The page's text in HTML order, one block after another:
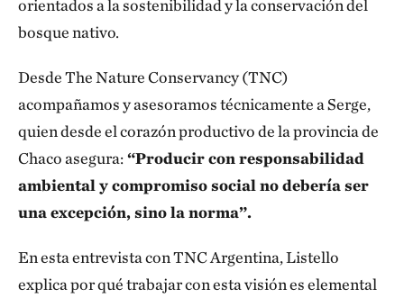
orientados a la sostenibilidad y la conservación del
bosque nativo.
Desde The Nature Conservancy (TNC)
acompañamos y asesoramos técnicamente a Serge,
quien desde el corazón productivo de la provincia de
Chaco asegura:“Producir con responsabilidad
ambiental y compromiso social no debería ser
una excepción, sino la norma”.
En esta entrevista con TNC Argentina, Listello
explica por qué trabajar con esta visión es elemental